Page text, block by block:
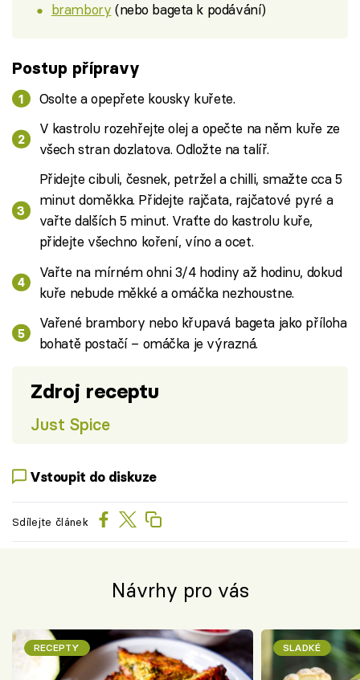
brambory (nebo bageta k podávání)
Postup přípravy
Osolte a opepřete kousky kuřete.
V kastrolu rozehřejte olej a opečte na něm kuře ze
všech stran dozlatova. Odložte na talíř.
Přidejte cibuli, česnek, petržel a chilli, smažte cca 5
minut doměkka. Přidejte rajčata, rajčatové pyré a
vařte dalších 5 minut. Vraťte do kastrolu kuře,
přidejte všechno koření, víno a ocet.
Vařte na mírném ohni 3/4 hodiny až hodinu, dokud
kuře nebude měkké a omáčka nezhoustne.
Vařené brambory nebo křupavá bageta jako příloha
bohatě postačí – omáčka je výrazná.
Zdroj receptu
Just Spice
Vstoupit do diskuze
Sdílejte článek
Návrhy pro vás
RECEPTY SLADKÉ